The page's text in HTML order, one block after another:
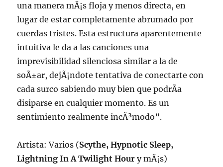
una manera mÃ¡s floja y menos directa, en
lugar de estar completamente abrumado por
cuerdas tristes. Esta estructura aparentemente
intuitiva le da a las canciones una
imprevisibilidad silenciosa similar a la de
soÃ±ar, dejÃ¡ndote tentativa de conectarte con
cada surco sabiendo muy bien que podrÃ­a
disiparse en cualquier momento. Es un
sentimiento realmente incÃ³modo”.
Artista: Varios (Scythe, Hypnotic Sleep,
Lightning In A Twilight Hour y mÃ¡s)